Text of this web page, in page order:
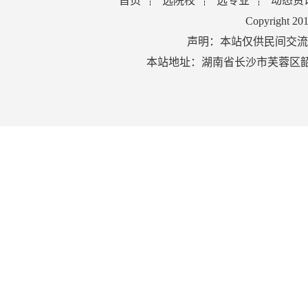
Copyright
声明：本站仅供民间交
本站地址：湖南省长沙市芙蓉区